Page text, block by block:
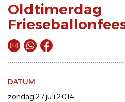
Oldtimerdag
DATUM
zondag 27 juli 2014